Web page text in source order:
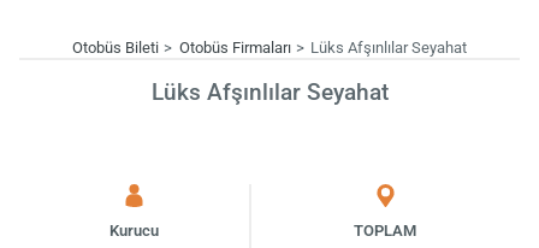
Otobüs Bileti Otobüs Firmaları Lüks Afşınlılar Seyahat
Lüks Afşınlılar Seyahat
Kurucu TOPLAM